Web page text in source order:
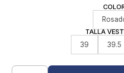
TALLA
39 39.5